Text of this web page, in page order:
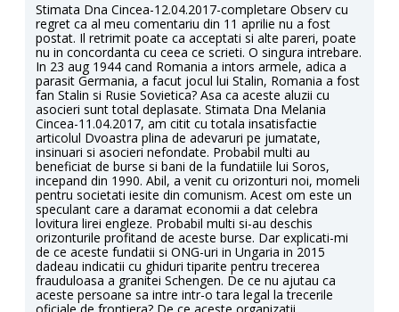
Stimata Dna Cincea-12.04.2017-completare Observ cu
regret ca al meu comentariu din 11 aprilie nu a fost
postat. Il retrimit poate ca acceptati si alte pareri, poate
nu in concordanta cu ceea ce scrieti. O singura intrebare.
In 23 aug 1944 cand Romania a intors armele, adica a
parasit Germania, a facut jocul lui Stalin, Romania a fost
fan Stalin si Rusie Sovietica? Asa ca aceste aluzii cu
asocieri sunt total deplasate. Stimata Dna Melania
Cincea-11.04.2017, am citit cu totala insatisfactie
articolul Dvoastra plina de adevaruri pe jumatate,
insinuari si asocieri nefondate. Probabil multi au
beneficiat de burse si bani de la fundatiile lui Soros,
incepand din 1990. Abil, a venit cu orizonturi noi, momeli
pentru societati iesite din comunism. Acest om este un
speculant care a daramat economii a dat celebra
lovitura lirei engleze. Probabil multi si-au deschis
orizonturile profitand de aceste burse. Dar explicati-mi
de ce aceste fundatii si ONG-uri in Ungaria in 2015
dadeau indicatii cu ghiduri tiparite pentru trecerea
frauduloasa a granitei Schengen. De ce nu ajutau ca
aceste persoane sa intre intr-o tara legal la trecerile